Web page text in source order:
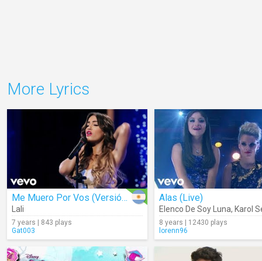
More Lyrics
Me Muero Por Vos (Versión Cumbia)
Lali
7 years | 843 plays
Gat003
Alas (Live)
Elenco De Soy Luna, Karol
8 years | 12430 plays
lorenn96